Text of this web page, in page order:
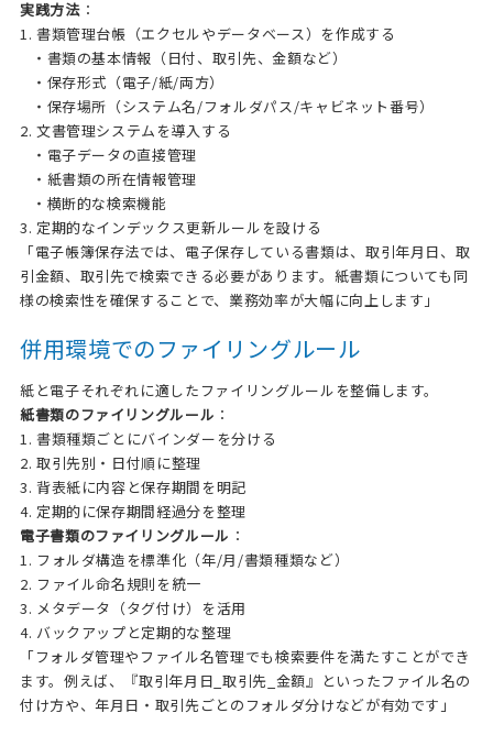
実践方法：
1. 書類管理台帳（エクセルやデータベース）を作成する
・書類の基本情報（日付、取引先、金額など）
・保存形式（電子/紙/両方）
・保存場所（システム名/フォルダパス/キャビネット番号）
2. 文書管理システムを導入する
・電子データの直接管理
・紙書類の所在情報管理
・横断的な検索機能
3. 定期的なインデックス更新ルールを設ける
「電子帳簿保存法では、電子保存している書類は、取引年月日、取
引金額、取引先で検索できる必要があります。紙書類についても同
様の検索性を確保することで、業務効率が大幅に向上します」
併用環境でのファイリングルール
紙と電子それぞれに適したファイリングルールを整備します。
紙書類のファイリングルール ：
1. 書類種類ごとにバインダーを分ける
2. 取引先別・日付順に整理
3. 背表紙に内容と保存期間を明記
4. 定期的に保存期間経過分を整理
電子書類のファイリングルール ：
1. フォルダ構造を標準化（年/月/書類種類など）
2. ファイル命名規則を統一
3. メタデータ（タグ付け）を活用
4. バックアップと定期的な整理
「フォルダ管理やファイル名管理でも検索要件を満たすことができ
ます。例えば、『取引年月日_取引先_金額』といったファイル名の
付け方や、年月日・取引先ごとのフォルダ分けなどが有効です」